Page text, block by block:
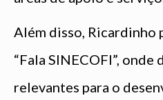
Além disso,
“Fala SINECOFI”,
relevantes para o